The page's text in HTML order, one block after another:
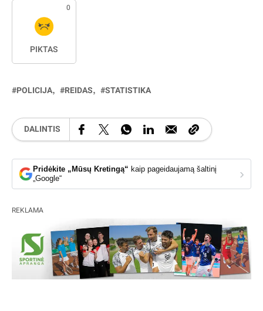
0
PIKTAS
POLICIJA REIDAS STATISTIKA
DALINTIS
Pridėkite „Mūsų Kretingą“ kaip pageidaujamą šaltinį
„Google“
›
REKLAMA